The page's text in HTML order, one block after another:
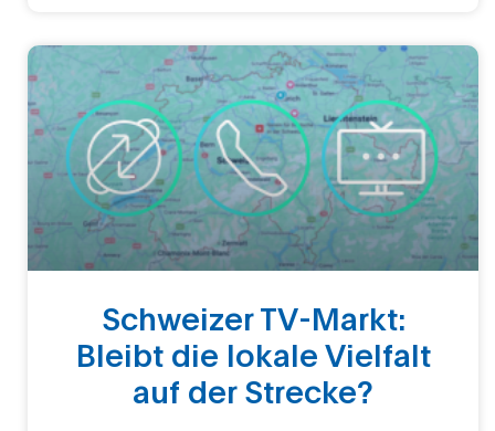
Schweizer TV-Markt:
Bleibt die lokale Vielfalt
auf der Strecke?